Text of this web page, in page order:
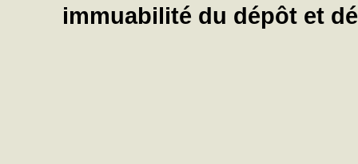
immuabilité du dépôt et